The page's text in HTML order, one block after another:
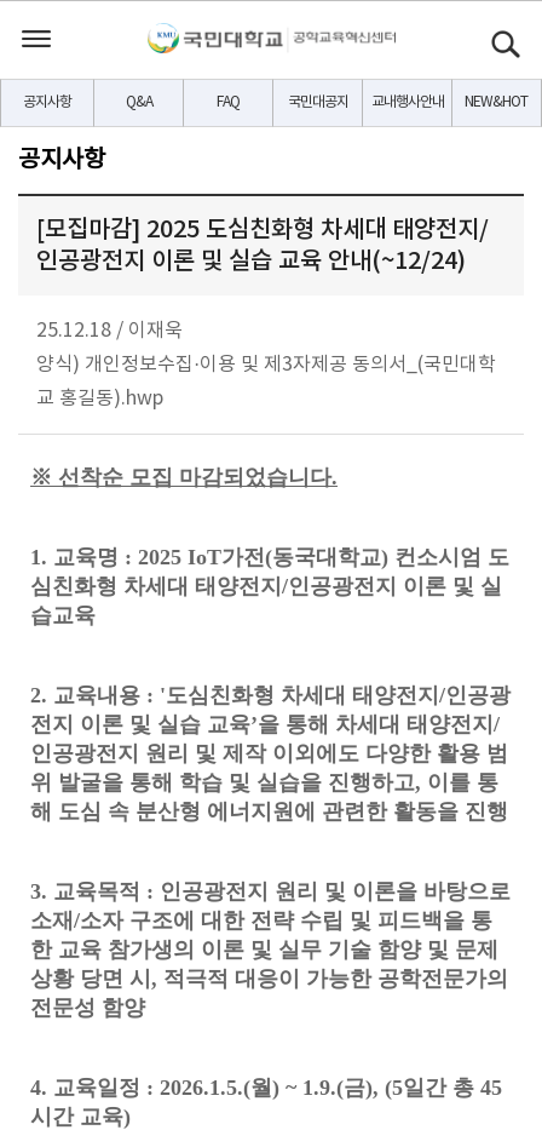
공지사항 Q&A FAQ 국민대공지 교내행사안내 NEW&HOT
공지사항
[모집마감] 2025 도심친화형 차세대 태양전지/
인공광전지 이론 및 실습 교육 안내(~12/24)
25.12.18 / 이재욱
양식) 개인정보수집·이용 및 제3자제공 동의서_(국민대학
교 홍길동).hwp
※ 선착순 모집 마감되었습니다.
1. 교육명 : 2025 IoT가전(동국대학교) 컨소시엄 도
심친화형 차세대 태양전지/인공광전지 이론 및 실
습교육
2. 교육내용 : '도심친화형 차세대 태양전지/인공광
전지 이론 및 실습 교육’을 통해 차세대 태양전지/
인공광전지 원리 및 제작 이외에도 다양한 활용 범
위 발굴을 통해 학습 및 실습을 진행하고, 이를 통
해 도심 속 분산형 에너지원에 관련한 활동을 진행
3. 교육목적 : 인공광전지 원리 및 이론을 바탕으로
소재/소자 구조에 대한 전략 수립 및 피드백을 통
한 교육 참가생의 이론 및 실무 기술 함양 및 문제
상황 당면 시, 적극적 대응이 가능한 공학전문가의
전문성 함양
4. 교육일정 : 2026.1.5.(월) ~ 1.9.(금), (5일간 총 45
시간 교육)